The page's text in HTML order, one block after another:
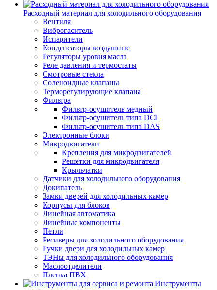
Расходный материал для холодильного оборудования
Вентиля
Виброгаситель
Испарители
Конденсаторы воздушные
Регуляторы уровня масла
Реле давления и термостаты
Смотровые стекла
Соленоидные клапаны
Терморегулирующие клапана
Фильтра
Фильтр-осушитель медный
Фильтр-осушитель типа DCL
Фильтр-осушитель типа DAS
Электронные блоки
Микродвигатели
Крепления для микродвигателей
Решетки для микродвигателя
Крыльчатки
Датчики для холодильного оборудования
Докипатель
Замки дверей для холодильных камер
Корпусы для блоков
Линейная автоматика
Линейные компоненты
Петли
Ресиверы для холодильного оборудования
Ручки двери для холодильных камер
ТЭНы для холодильного оборудования
Маслоотделители
Пленка ПВХ
Инструменты